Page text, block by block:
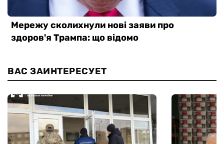
ВАС ЗАИНТЕРЕСУЕТ